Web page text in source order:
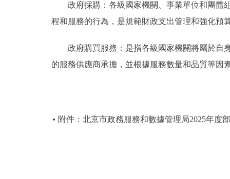
政府採購：各級國家機關、事業單位和團體組
程和服務的行為，是規範財政支出管理和強化預
政府購買服務：是指各級國家機關將屬於自身
的服務供應商承擔，並根據服務數量和品質等因
附件：北京市政務服務和數據管理局2025年度